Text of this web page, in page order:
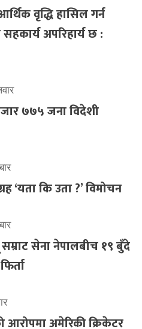
वृद्धि हासिल गर्न
अपरिहार्य छ :
७७५ जना विदेशी
‘यता कि उता ?’ विमोचन
सेना नेपालबीच १९ बुँदे
आरोपमा अमेरिकी क्रिकेटर